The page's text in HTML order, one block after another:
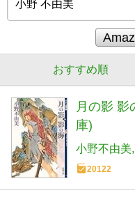
おすすめ順
月の影 影
庫)
小野不由美
20122